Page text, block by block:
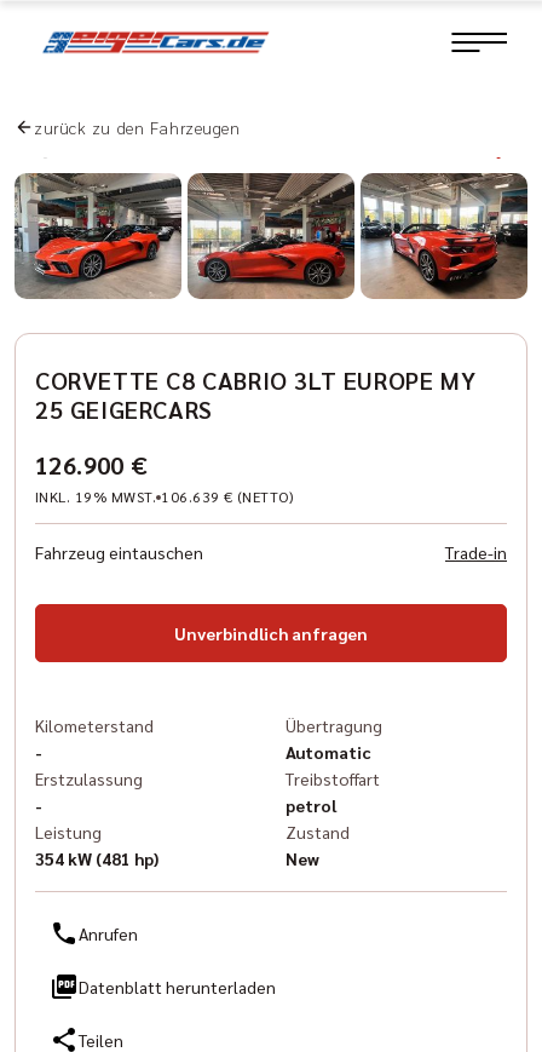
zurück zu den Fahrzeugen
CORVETTE C8 CABRIO 3LT EUROPE MY
25 GEIGERCARS
126.900 €
INKL. 19% MWST. 106.639 € (NETTO)
Fahrzeug eintauschen Trade-in
Unverbindlich anfragen
Kilometerstand
-
Erstzulassung
-
Leistung
354 kW (481 hp)
Übertragung
Automatic
Treibstoffart
petrol
Zustand
New
Anrufen
Datenblatt herunterladen
Teilen